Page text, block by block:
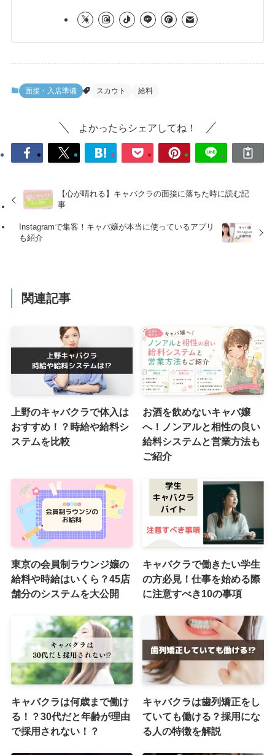
面接・入店準備 スカウト 給料
よかったらシェアしてね！
【心が晴れる】キャバクラの面接に落ちた時に読む記
事
Instagramで集客！キャバ嬢が本当に使っているアプリ
も紹介
関連記事
上野のキャバクラで体入は
おすすめ！？時給や給料シ
ステムを比較
お酒を飲めないキャバ嬢
へ！ノンアルと相性の良い
給料システムと営業方法も
ご紹介
東京の会員制ラウンジ嬢の
給料や時給はいくら？45店
舗分のシステムを大公開
キャバクラで働きたい学生
の方必見！仕事を始める際
に注意すべき10の事項
キャバクラは何歳まで働け
る！？30代だと年齢が理由
で採用されない！？
キャバクラは歯列矯正をし
ていても働ける？採用にな
る人の特徴を解説